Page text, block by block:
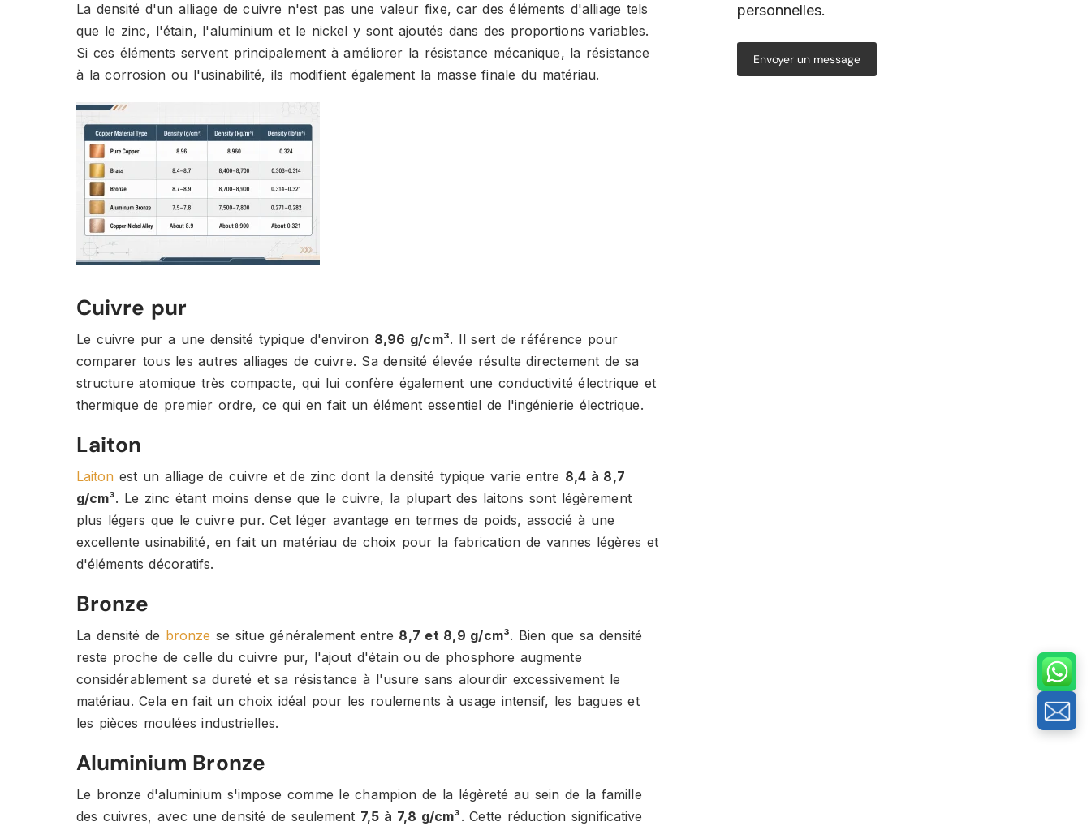
La densité d'un alliage de cuivre n'est pas une valeur fixe, car des éléments d'alliage tels
que le zinc, l'étain, l'aluminium et le nickel y sont ajoutés dans des proportions variables.
Si ces éléments servent principalement à améliorer la résistance mécanique, la résistance
à la corrosion ou l'usinabilité, ils modifient également la masse finale du matériau.
Cuivre pur
Le cuivre pur a une densité typique d'environ 8,96 g/cm³. Il sert de référence pour
comparer tous les autres alliages de cuivre. Sa densité élevée résulte directement de sa
structure atomique très compacte, qui lui confère également une conductivité électrique et
thermique de premier ordre, ce qui en fait un élément essentiel de l'ingénierie électrique.
Laiton
Laiton est un alliage de cuivre et de zinc dont la densité typique varie entre 8,4 à 8,7
g/cm³. Le zinc étant moins dense que le cuivre, la plupart des laitons sont légèrement
plus légers que le cuivre pur. Cet léger avantage en termes de poids, associé à une
excellente usinabilité, en fait un matériau de choix pour la fabrication de vannes légères et
d'éléments décoratifs.
Bronze
La densité de bronze se situe généralement entre 8,7 et 8,9 g/cm³. Bien que sa densité
reste proche de celle du cuivre pur, l'ajout d'étain ou de phosphore augmente
considérablement sa dureté et sa résistance à l'usure sans alourdir excessivement le
matériau. Cela en fait un choix idéal pour les roulements à usage intensif, les bagues et
les pièces moulées industrielles.
Aluminium Bronze
Le bronze d'aluminium s'impose comme le champion de la légèreté au sein de la famille
des cuivres, avec une densité de seulement 7,5 à 7,8 g/cm³. Cette réduction significative
personnelles.
Envoyer un message